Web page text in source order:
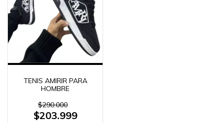
TENIS AMIRIR PARA
HOMBRE
$290.000
$203.999